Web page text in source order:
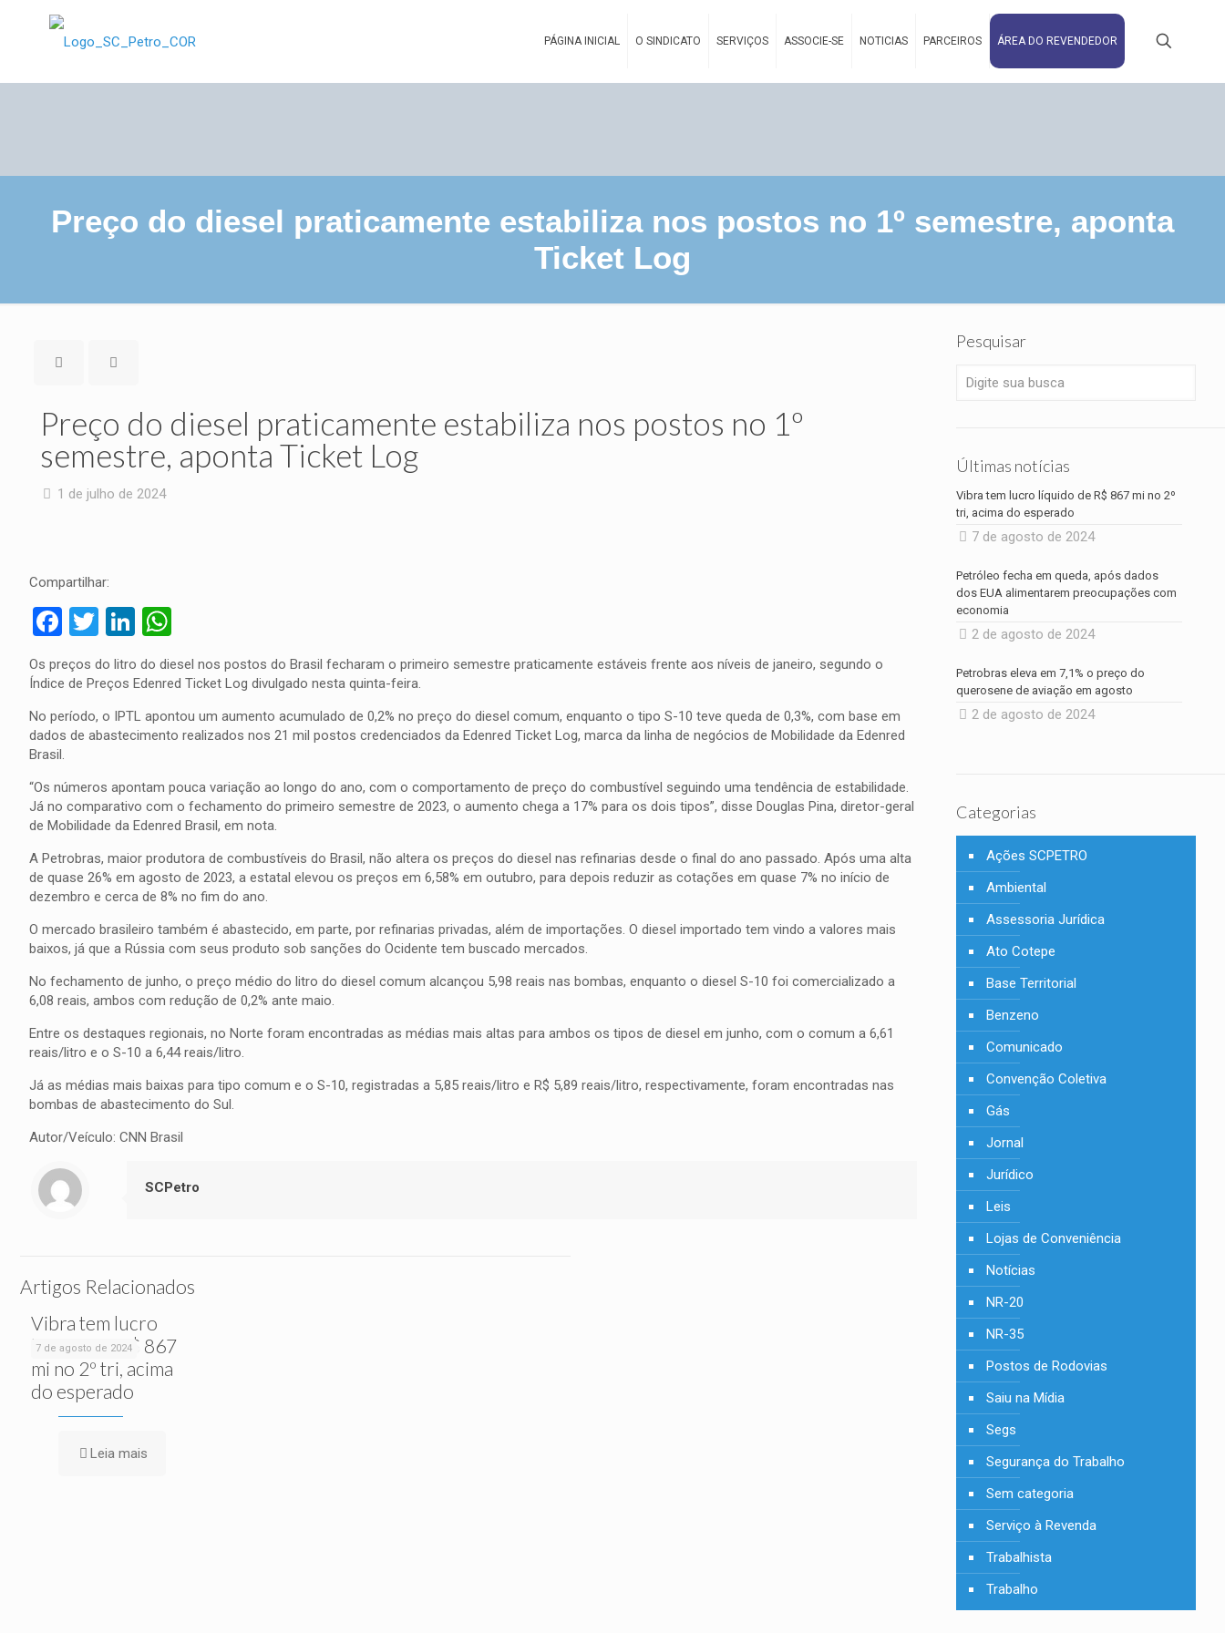
PÁGINA INICIAL O SINDICATO SERVIÇOS ASSOCIE-SE NOTICIAS PARCEIROS ÁREA DO REVENDEDOR
Preço do diesel praticamente estabiliza nos postos no 1º semestre, aponta
Ticket Log
Preço do diesel praticamente estabiliza nos postos no 1º
semestre, aponta Ticket Log
1 de julho de 2024
Compartilhar:
Facebook
TwitterLinkedIn
WhatsApp
Os preços do litro do diesel nos postos do Brasil fecharam o primeiro semestre praticamente estáveis frente aos níveis de janeiro, segundo o
Índice de Preços Edenred Ticket Log divulgado nesta quinta-feira.
No período, o IPTL apontou um aumento acumulado de 0,2% no preço do diesel comum, enquanto o tipo S-10 teve queda de 0,3%, com base em
dados de abastecimento realizados nos 21 mil postos credenciados da Edenred Ticket Log, marca da linha de negócios de Mobilidade da Edenred
Brasil.
“Os números apontam pouca variação ao longo do ano, com o comportamento de preço do combustível seguindo uma tendência de estabilidade.
Já no comparativo com o fechamento do primeiro semestre de 2023, o aumento chega a 17% para os dois tipos”, disse Douglas Pina, diretor-geral
de Mobilidade da Edenred Brasil, em nota.
A Petrobras, maior produtora de combustíveis do Brasil, não altera os preços do diesel nas refinarias desde o final do ano passado. Após uma alta
de quase 26% em agosto de 2023, a estatal elevou os preços em 6,58% em outubro, para depois reduzir as cotações em quase 7% no início de
dezembro e cerca de 8% no fim do ano.
O mercado brasileiro também é abastecido, em parte, por refinarias privadas, além de importações. O diesel importado tem vindo a valores mais
baixos, já que a Rússia com seus produto sob sanções do Ocidente tem buscado mercados.
No fechamento de junho, o preço médio do litro do diesel comum alcançou 5,98 reais nas bombas, enquanto o diesel S-10 foi comercializado a
6,08 reais, ambos com redução de 0,2% ante maio.
Entre os destaques regionais, no Norte foram encontradas as médias mais altas para ambos os tipos de diesel em junho, com o comum a 6,61
reais/litro e o S-10 a 6,44 reais/litro.
Já as médias mais baixas para tipo comum e o S-10, registradas a 5,85 reais/litro e R$ 5,89 reais/litro, respectivamente, foram encontradas nas
bombas de abastecimento do Sul.
Autor/Veículo: CNN Brasil
SCPetro
Artigos Relacionados
7 de agosto de 2024
Vibra tem lucro
líquido de R$ 867
mi no 2º tri, acima
do esperado
Leia mais
Pesquisar
Últimas notícias
Vibra tem lucro líquido de R$ 867 mi no 2º
tri, acima do esperado
7 de agosto de 2024
Petróleo fecha em queda, após dados
dos EUA alimentarem preocupações com
economia
2 de agosto de 2024
Petrobras eleva em 7,1% o preço do
querosene de aviação em agosto
2 de agosto de 2024
Categorias
Ações SCPETRO
Ambiental
Assessoria Jurídica
Ato Cotepe
Base Territorial
Benzeno
Comunicado
Convenção Coletiva
Gás
Jornal
Jurídico
Leis
Lojas de Conveniência
Notícias
NR-20
NR-35
Postos de Rodovias
Saiu na Mídia
Segs
Segurança do Trabalho
Sem categoria
Serviço à Revenda
Trabalhista
Trabalho